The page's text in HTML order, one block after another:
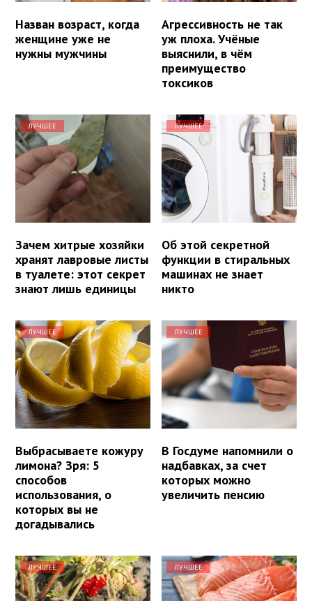
Назван возраст, когда
женщине уже не
нужны мужчины
Агрессивность не так
уж плоха. Учёные
выяснили, в чём
преимущество
токсиков
ЛУЧШЕЕ
Зачем хитрые хозяйки
хранят лавровые листы
в туалете: этот секрет
знают лишь единицы
ЛУЧШЕЕ
Об этой секретной
функции в стиральных
машинах не знает
никто
ЛУЧШЕЕ
Выбрасываете кожуру
лимона? Зря: 5
способов
использования, о
которых вы не
догадывались
ЛУЧШЕЕ
В Госдуме напомнили о
надбавках, за счет
которых можно
увеличить пенсию
ЛУЧШЕЕ ЛУЧШЕЕ